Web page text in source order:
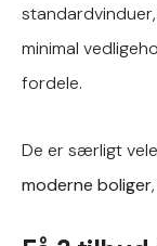
minimal
fordele.
De er særligt
moderne boliger